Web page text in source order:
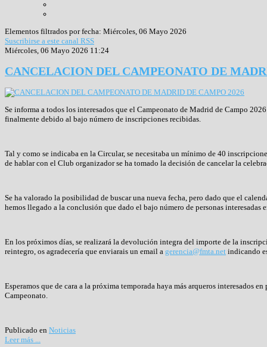
Elementos filtrados por fecha: Miércoles, 06 Mayo 2026
Suscribirse a este canal RSS
Miércoles, 06 Mayo 2026 11:24
CANCELACION DEL CAMPEONATO DE
Se informa a todos los interesados que el Campeonato de Madrid de Campo
finalmente debido al bajo número de inscripciones recibidas.
Tal y como se indicaba en la Circular, se necesitaba un mínimo de 40
de hablar con el Club organizador se ha tomado la decisión de cancelar la
Se ha valorado la posibilidad de buscar una nueva fecha, pero dado que el
hemos llegado a la conclusión que dado el bajo número de personas
En los próximos días, se realizará la devolución integra del importe de la
reintegro, os agradecería que enviarais un email a gerencia@fmta.net indicando
Esperamos que de cara a la próxima temporada haya más arqueros interesados
Campeonato.
Publicado en Noticias
Leer más ...